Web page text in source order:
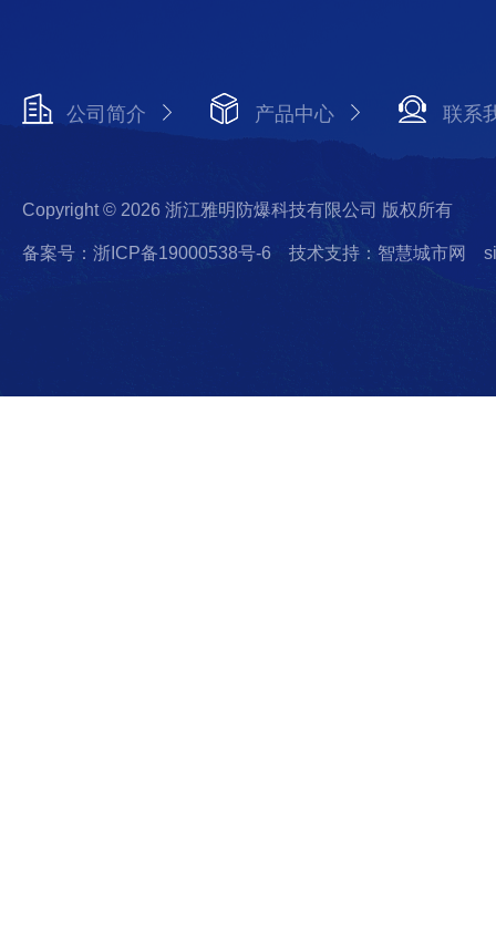
公司简介 产品中心 联系
Copyright © 2026 浙江雅明防爆科技有限公司 版权所有
备案号：浙ICP备19000538号-6 技术支持：智慧城市网